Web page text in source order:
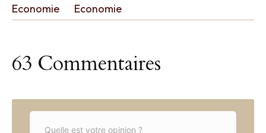
Economie
Economie
63 Commentaires
C